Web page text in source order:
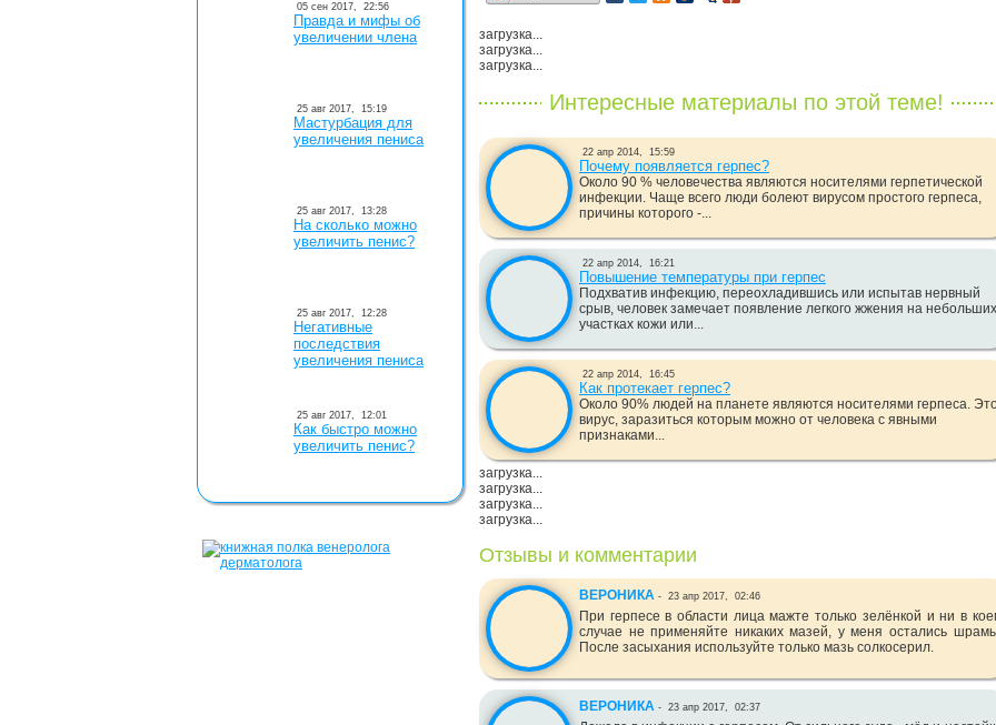
загрузка...
загрузка...
загрузка...
Интересные материалы по этой теме!
22 апр 2014, 15:59
Почему появляется герпес?
Около 90 % человечества являются носителями герпетической
инфекции. Чаще всего люди болеют вирусом простого герпеса,
причины которого -...
22 апр 2014, 16:21
Повышение температуры при герпес
Подхватив инфекцию, переохладившись или испытав нервный
срыв, человек замечает появление легкого жжения на небольших
участках кожи или...
22 апр 2014, 16:45
Как протекает герпес?
Около 90% людей на планете являются носителями герпеса.
вирус, заразиться которым можно от человека с явными
признаками...
загрузка...
загрузка...
загрузка...
загрузка...
Отзывы и комментарии
ВЕРОНИКА - 23 апр 2017, 02:46
При герпесе в области лица мажте только зелёнкой и ни в
случае не применяйте никаких мазей, у меня остались
После засыхания используйте только мазь солкосерил.
ВЕРОНИКА - 23 апр 2017, 02:37
05 сен 2017, 22:56
Правда и мифы об
увеличении члена
25 авг 2017, 15:19
Мастурбация для
увеличения пениса
25 авг 2017, 13:28
На сколько можно
увеличить пенис?
25 авг 2017, 12:28
Негативные
последствия
увеличения пениса
25 авг 2017, 12:01
Как быстро можно
увеличить пенис?